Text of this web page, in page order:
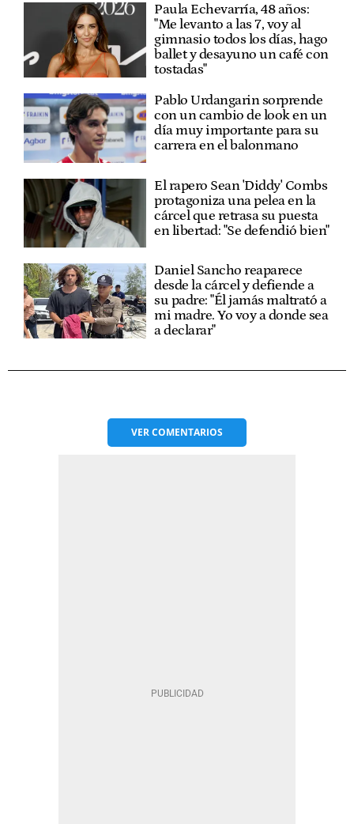
Paula Echevarría, 48 años:
"Me levanto a las 7, voy al
gimnasio todos los días, hago
ballet y desayuno un café con
tostadas"
Pablo Urdangarin sorprende
con un cambio de look en un
día muy importante para su
carrera en el balonmano
El rapero Sean 'Diddy' Combs
protagoniza una pelea en la
cárcel que retrasa su puesta
en libertad: "Se defendió bien"
Daniel Sancho reaparece
desde la cárcel y defiende a
su padre: "Él jamás maltrató a
mi madre. Yo voy a donde sea
a declarar"
VERCOMENTARIOS